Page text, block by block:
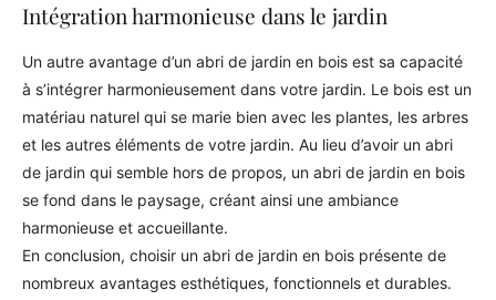
Intégration harmonieuse dans le jardin
Un autre avantage d’un abri de jardin en bois est sa capacité
à s’intégrer harmonieusement dans votre jardin. Le bois est un
matériau naturel qui se marie bien avec les plantes, les arbres
et les autres éléments de votre jardin. Au lieu d’avoir un abri
de jardin qui semble hors de propos, un abri de jardin en bois
se fond dans le paysage, créant ainsi une ambiance
harmonieuse et accueillante.
En conclusion, choisir un abri de jardin en bois présente de
nombreux avantages esthétiques, fonctionnels et durables.